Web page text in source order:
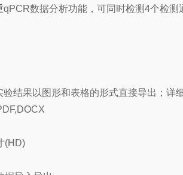
qPCR数据分析功能，可同时检测4个检测
验结果以图形和表格的形式直接导出；
(HD)